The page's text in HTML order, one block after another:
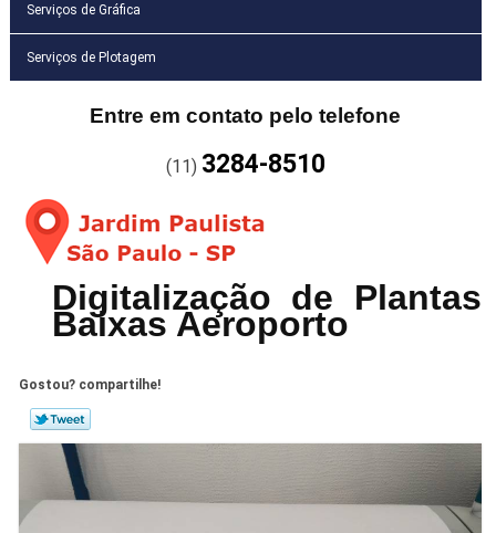
Serviços de Gráfica
Serviços de Plotagem
Entre em contato pelo telefone
(11) 3284-8510
Digitalização de Plantas
Baixas Aeroporto
Gostou? compartilhe!